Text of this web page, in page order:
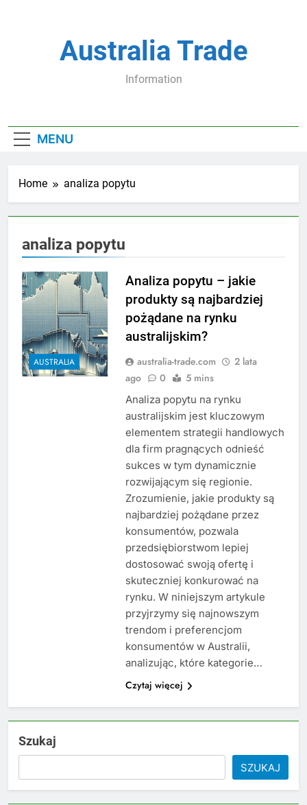
Australia Trade
Information
MENU
Home analiza popytu
analiza popytu
AUSTRALIA
Analiza popytu – jakie
produkty są najbardziej
pożądane na rynku
australijskim?
australia-trade.com
2 lata
ago
0 5 mins
Analiza popytu na rynku
australijskim jest kluczowym
elementem strategii handlowych
dla firm pragnących odnieść
sukces w tym dynamicznie
rozwijającym się regionie.
Zrozumienie, jakie produkty są
najbardziej pożądane przez
konsumentów, pozwala
przedsiębiorstwom lepiej
dostosować swoją ofertę i
skuteczniej konkurować na
rynku. W niniejszym artykule
przyjrzymy się najnowszym
trendom i preferencjom
konsumentów w Australii,
analizując, które kategorie…
Czytaj więcej
Szukaj
SZUKAJ